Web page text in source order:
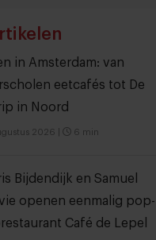
in Amsterdam: van
eetcafés tot De
in Noord
2026 6 min
Bijdendijk en Samuel
openen eenmalig pop-
Café de Lepel